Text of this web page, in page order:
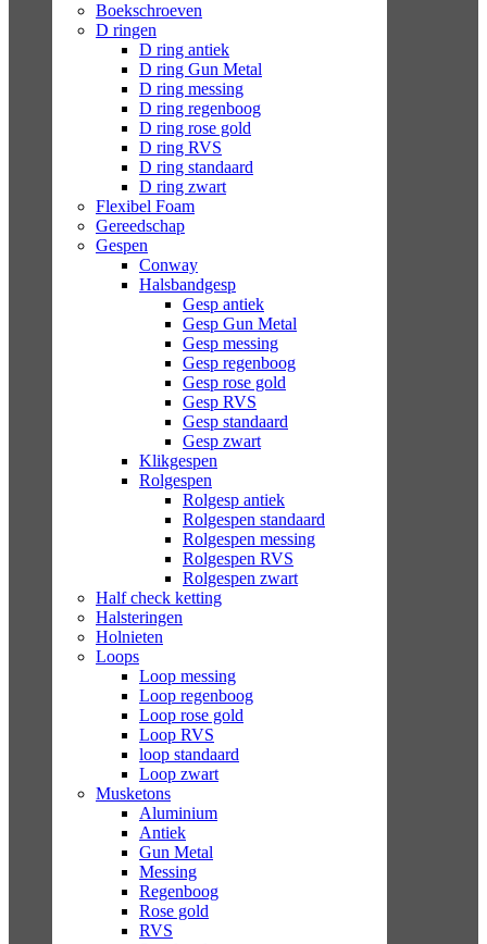
Boekschroeven
D ringen
D ring antiek
D ring Gun Metal
D ring messing
D ring regenboog
D ring rose gold
D ring RVS
D ring standaard
D ring zwart
Flexibel Foam
Gereedschap
Gespen
Conway
Halsbandgesp
Gesp antiek
Gesp Gun Metal
Gesp messing
Gesp regenboog
Gesp rose gold
Gesp RVS
Gesp standaard
Gesp zwart
Klikgespen
Rolgespen
Rolgesp antiek
Rolgespen standaard
Rolgespen messing
Rolgespen RVS
Rolgespen zwart
Half check ketting
Halsteringen
Holnieten
Loops
Loop messing
Loop regenboog
Loop rose gold
Loop RVS
loop standaard
Loop zwart
Musketons
Aluminium
Antiek
Gun Metal
Messing
Regenboog
Rose gold
RVS